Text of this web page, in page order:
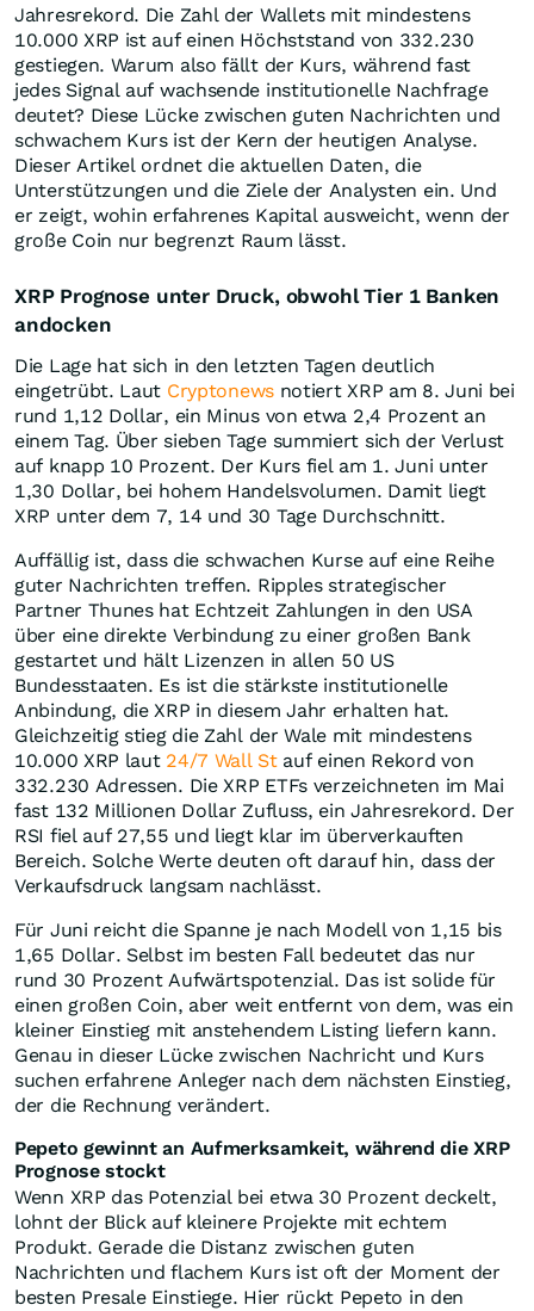
Jahresrekord. Die Zahl der Wallets mit mindestens
10.000 XRP ist auf einen Höchststand von 332.230
gestiegen. Warum also fällt der Kurs, während fast
jedes Signal auf wachsende institutionelle Nachfrage
deutet? Diese Lücke zwischen guten Nachrichten und
schwachem Kurs ist der Kern der heutigen Analyse.
Dieser Artikel ordnet die aktuellen Daten, die
Unterstützungen und die Ziele der Analysten ein. Und
er zeigt, wohin erfahrenes Kapital ausweicht, wenn der
große Coin nur begrenzt Raum lässt.
XRP Prognose unter Druck, obwohl Tier 1 Banken
andocken
Die Lage hat sich in den letzten Tagen deutlich
eingetrübt. Laut Cryptonewsnotiert XRP am 8. Juni bei
rund 1,12 Dollar, ein Minus von etwa 2,4 Prozent an
einem Tag. Über sieben Tage summiert sich der Verlust
auf knapp 10 Prozent. Der Kurs fiel am 1. Juni unter
1,30 Dollar, bei hohem Handelsvolumen. Damit liegt
XRP unter dem 7, 14 und 30 Tage Durchschnitt.
Auffällig ist, dass die schwachen Kurse auf eine Reihe
guter Nachrichten treffen. Ripples strategischer
Partner Thunes hat Echtzeit Zahlungen in den USA
über eine direkte Verbindung zu einer großen Bank
gestartet und hält Lizenzen in allen 50 US
Bundesstaaten. Es ist die stärkste institutionelle
Anbindung, die XRP in diesem Jahr erhalten hat.
Gleichzeitig stieg die Zahl der Wale mit mindestens
10.000 XRP laut 24/7 Wall Stauf einen Rekord von
332.230 Adressen. Die XRP ETFs verzeichneten im Mai
fast 132 Millionen Dollar Zufluss, ein Jahresrekord. Der
RSI fiel auf 27,55 und liegt klar im überverkauften
Bereich. Solche Werte deuten oft darauf hin, dass der
Verkaufsdruck langsam nachlässt.
Für Juni reicht die Spanne je nach Modell von 1,15 bis
1,65 Dollar. Selbst im besten Fall bedeutet das nur
rund 30 Prozent Aufwärtspotenzial. Das ist solide für
einen großen Coin, aber weit entfernt von dem, was ein
kleiner Einstieg mit anstehendem Listing liefern kann.
Genau in dieser Lücke zwischen Nachricht und Kurs
suchen erfahrene Anleger nach dem nächsten Einstieg,
der die Rechnung verändert.
Pepeto gewinnt an Aufmerksamkeit, während die XRP
Prognose stockt
Wenn XRP das Potenzial bei etwa 30 Prozent deckelt,
lohnt der Blick auf kleinere Projekte mit echtem
Produkt. Gerade die Distanz zwischen guten
Nachrichten und flachem Kurs ist oft der Moment der
besten Presale Einstiege. Hier rückt Pepeto in den